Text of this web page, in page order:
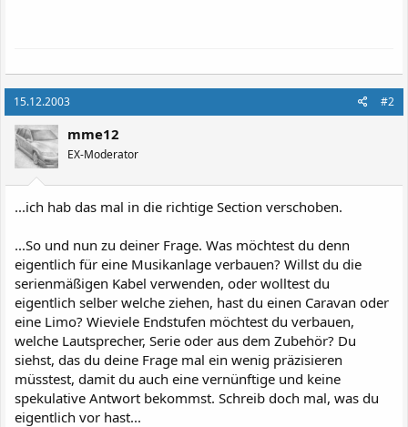
15.12.2003 #2
mme12
EX-Moderator
...ich hab das mal in die richtige Section verschoben.
...So und nun zu deiner Frage. Was möchtest du denn
eigentlich für eine Musikanlage verbauen? Willst du die
serienmäßigen Kabel verwenden, oder wolltest du
eigentlich selber welche ziehen, hast du einen Caravan oder
eine Limo? Wieviele Endstufen möchtest du verbauen,
welche Lautsprecher, Serie oder aus dem Zubehör? Du
siehst, das du deine Frage mal ein wenig präzisieren
müsstest, damit du auch eine vernünftige und keine
spekulative Antwort bekommst. Schreib doch mal, was du
eigentlich vor hast...